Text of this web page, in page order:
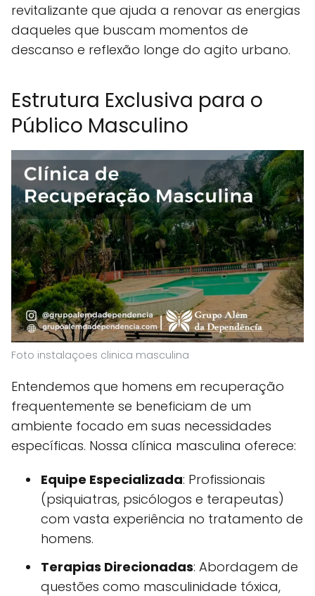
revitalizante que ajuda a renovar as energias
daqueles que buscam momentos de
descanso e reflexão longe do agito urbano.
Estrutura Exclusiva para o
Público Masculino
Foto instalaçoes clinica masculina
Entendemos que homens em recuperação
frequentemente se beneficiam de um
ambiente focado em suas necessidades
específicas. Nossa clínica masculina oferece:
Equipe Especializada: Profissionais
(psiquiatras, psicólogos e terapeutas)
com vasta experiência no tratamento de
homens.
Terapias Direcionadas: Abordagem de
questões como masculinidade tóxica,